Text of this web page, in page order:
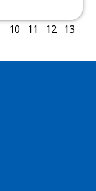
10 11 12
13